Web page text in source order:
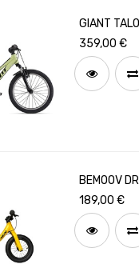
GIANT
359,00 €
BEMOOV
189,00 €